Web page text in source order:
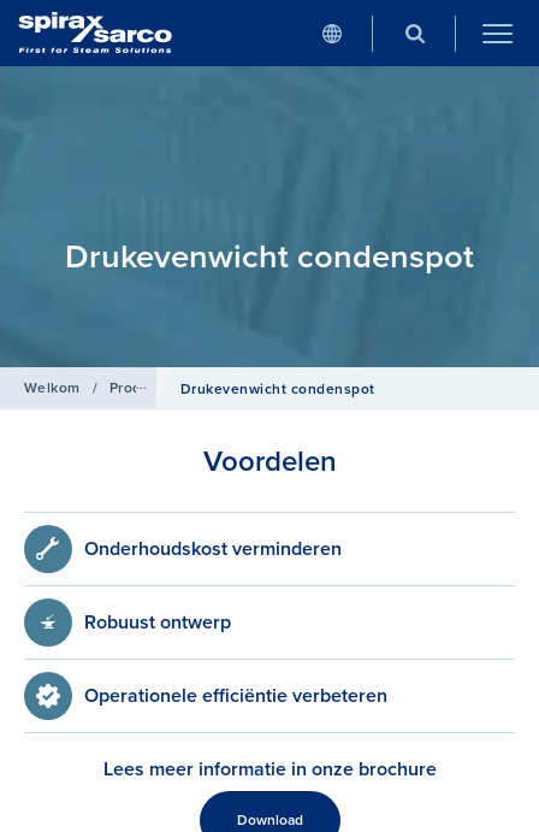
Drukevenwicht condenspot
Welkom / Producten / Condenspotten
Drukevenwicht condenspot
Voordelen
Onderhoudskost verminderen
Robuust ontwerp
Operationele efficiëntie verbeteren
Lees meer informatie in onze brochure
Download